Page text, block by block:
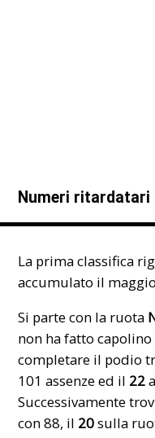
Numeri ritardatari
La prima classifica
accumulato il
Si parte con la ruota
non ha fatto
completare il podio
101 assenze ed il 22
Successivamente
con 88, il 20sulla